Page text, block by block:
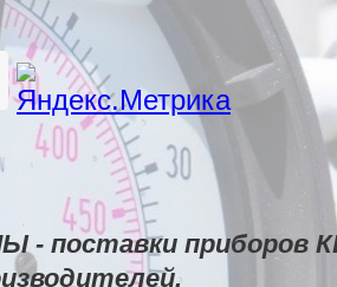
- поставки приборов